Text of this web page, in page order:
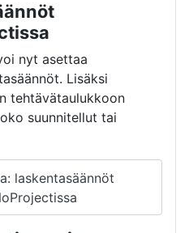
nyt asettaa
Lisäksi
tehtävätaulukkoon
suunnitellut tai
laskentasäännöt